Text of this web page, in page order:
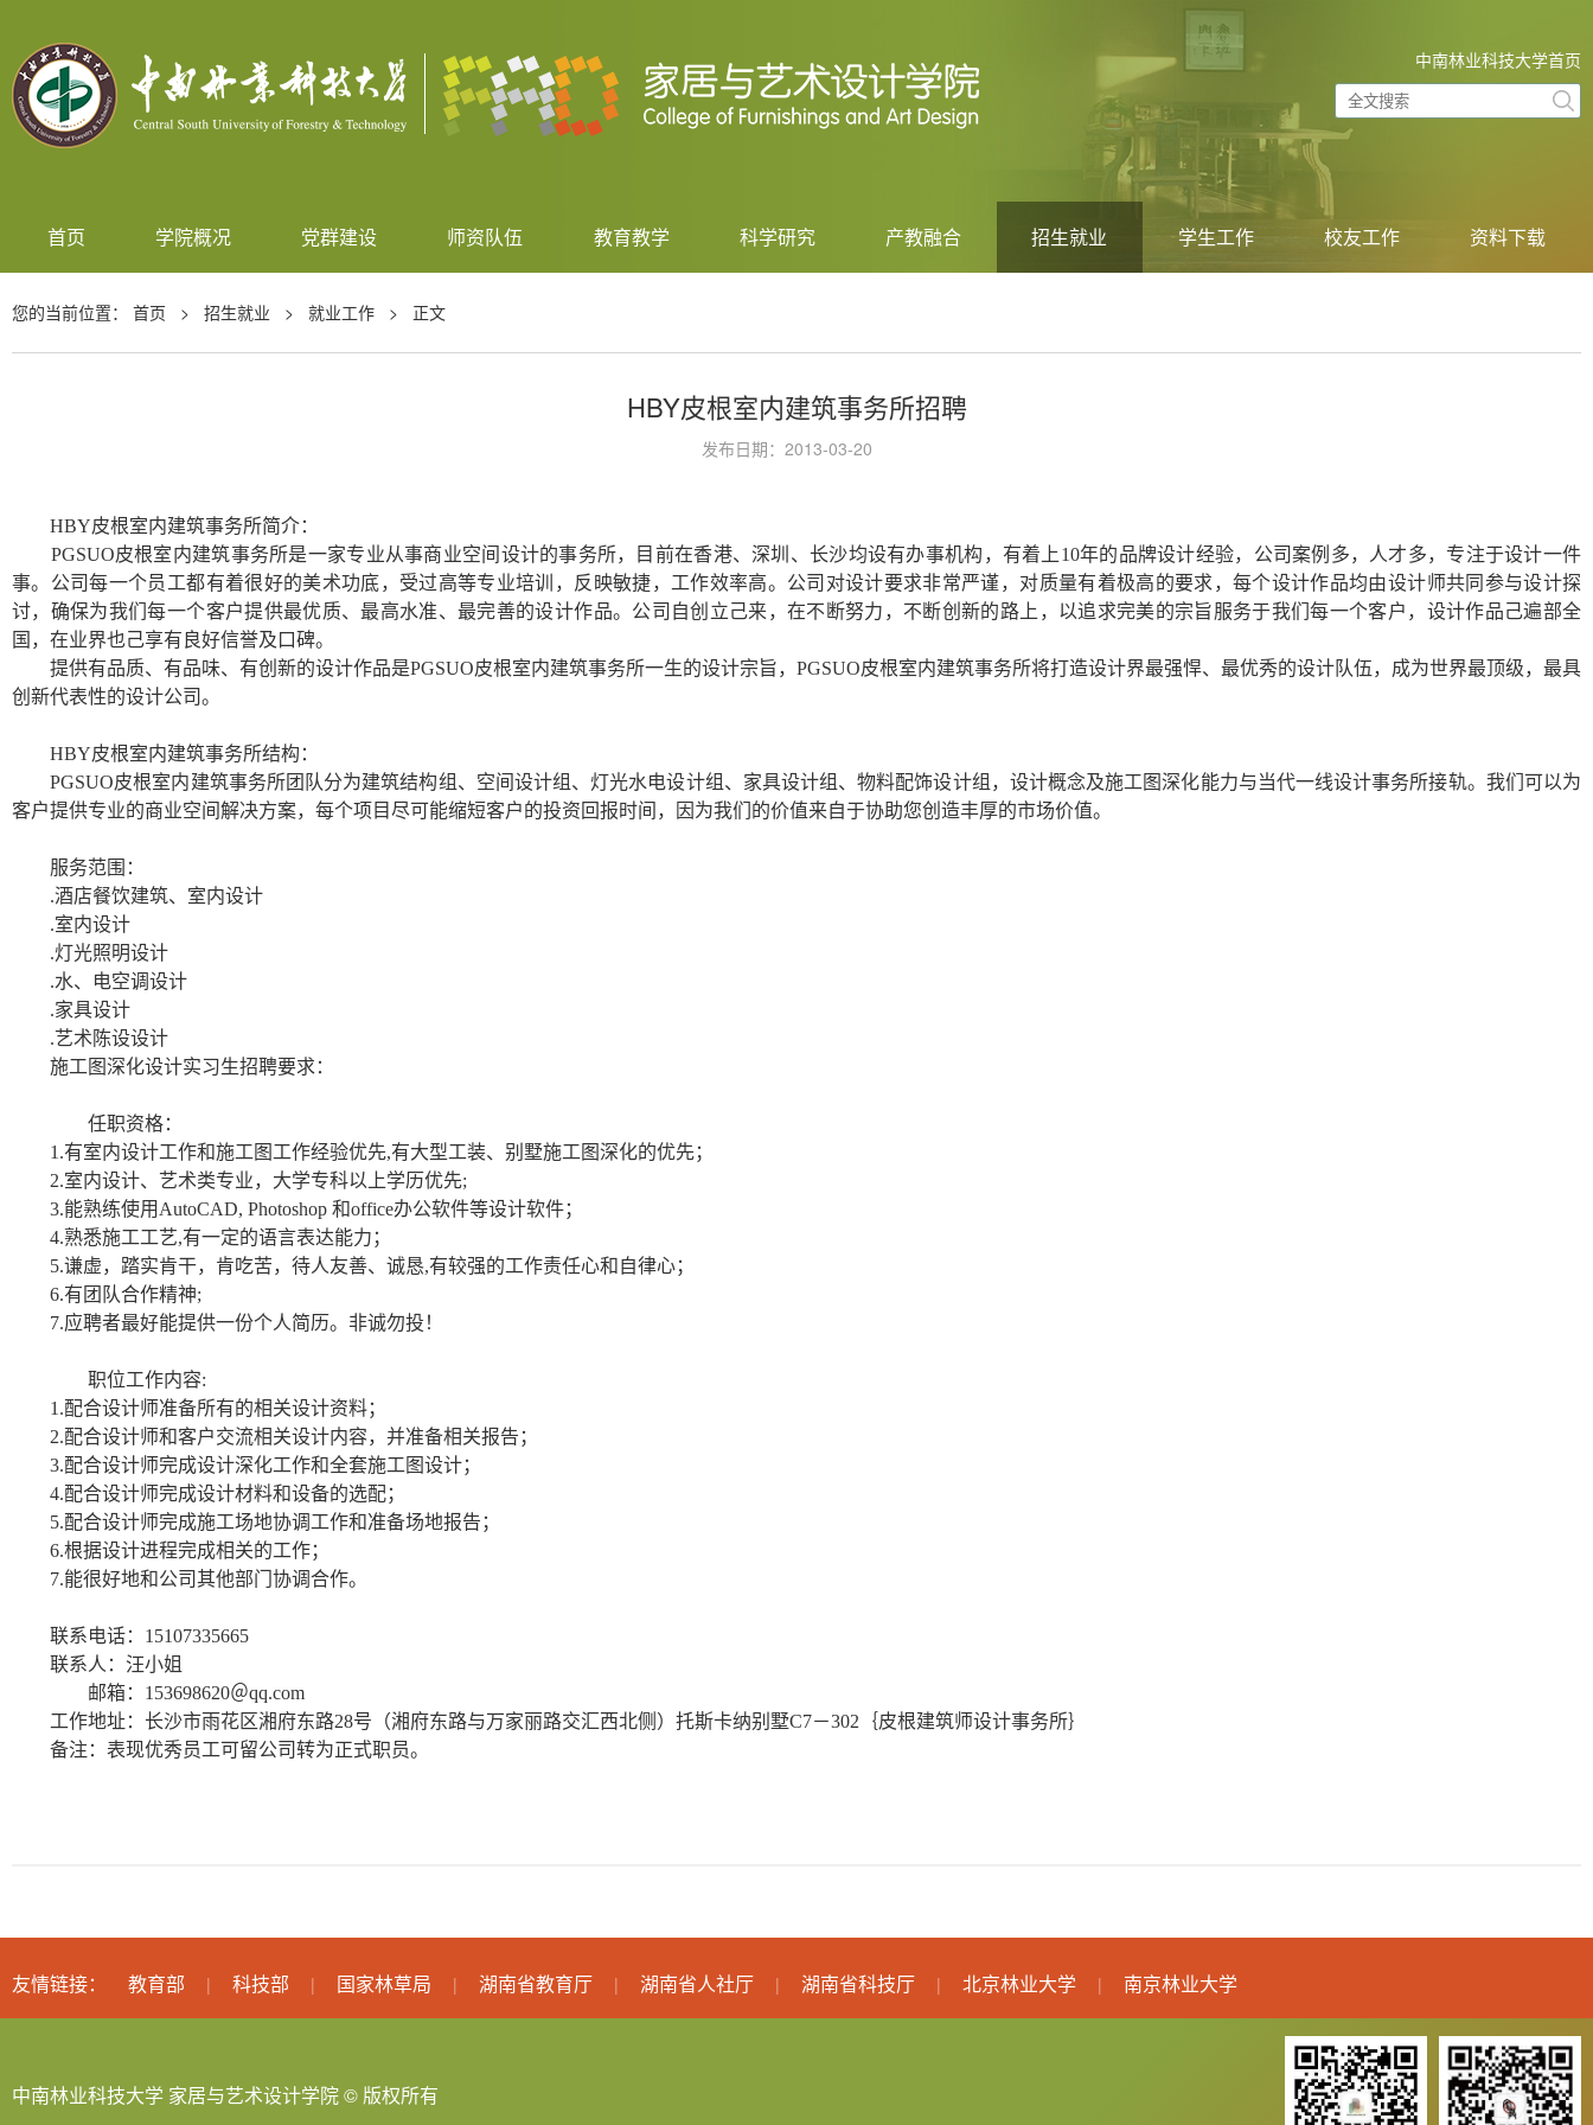
中南林业科技大学首页
首页 学院概况 党群建设 师资队伍 教育教学 科学研究 产教融合 招生就业 学生工作 校友工作 资料下载
您的当前位置： 首页 > 招生就业 > 就业工作 > 正文
HBY皮根室内建筑事务所招聘
发布日期：2013-03-20
HBY皮根室内建筑事务所简介：
PGSUO皮根室内建筑事务所是一家专业从事商业空间设计的事务所，目前在香港、深圳、长沙均设有办事机构，有着上 10年的品牌设计经验，公司案例多，人才多，专注于设计一件
事。公司每一个员工都有着很好的美术功底，受过高等专业培训，反映敏捷，工作效率高。公司对设计要求非常严谨，对质量有着极高的要求，每个设计作品均由设计师共同参与设计探
讨，确保为我们每一个客户提供最优质、最高水准、最完善的设计作品。公司自创立己来，在不断努力，不断创新的路上，以追求完美的宗旨服务于我们每一个客户，设计作品己遍部全
国，在业界也己享有良好信誉及口碑。
提供有品质、有品味、有创新的设计作品是PGSUO皮根室内建筑事务所一生的设计宗旨， PGSUO皮根室内建筑事务所将打造设计界最强悍、最优秀的设计队伍，成为世界最顶级，最具
创新代表性的设计公司。
HBY皮根室内建筑事务所结构：
PGSUO皮根室内建筑事务所团队分为建筑结构组、空间设计组、灯光水电设计组、家具设计组、物料配饰设计组，设计概念及施工图深化能力与当代一线设计事务所接轨。我们可以为
客户提供专业的商业空间解决方案，每个项目尽可能缩短客户的投资回报时间，因为我们的价值来自于协助您创造丰厚的市场价值。
服务范围：
.酒店餐饮建筑、室内设计
.室内设计
.灯光照明设计
.水、电空调设计
.家具设计
.艺术陈设设计
施工图深化设计实习生招聘要求：
任职资格：
1.有室内设计工作和施工图工作经验优先,有大型工装、别墅施工图深化的优先；
2.室内设计、艺术类专业，大学专科以上学历优先;
3.能熟练使用 AutoCAD, Photoshop 和office办公软件等设计软件；
4.熟悉施工工艺,有一定的语言表达能力；
5.谦虚，踏实肯干，肯吃苦，待人友善、诚恳,有较强的工作责任心和自律心；
6.有团队合作精神;
7.应聘者最好能提供一份个人简历。非诚勿投！
职位工作内容:
1.配合设计师准备所有的相关设计资料；
2.配合设计师和客户交流相关设计内容，并准备相关报告；
3.配合设计师完成设计深化工作和全套施工图设计；
4.配合设计师完成设计材料和设备的选配；
5.配合设计师完成施工场地协调工作和准备场地报告；
6.根据设计进程完成相关的工作；
7.能很好地和公司其他部门协调合作。
联系电话： 15107335665
联系人：汪小姐
邮箱： 153698620＠qq.com
工作地址：长沙市雨花区湘府东路28号（湘府东路与万家丽路交汇西北侧）托斯卡纳别墅C7－302 ｛皮根建筑师设计事务所｝
备注：表现优秀员工可留公司转为正式职员。
友情链接： 教育部 | 科技部 | 国家林草局 | 湖南省教育厅 | 湖南省人社厅 | 湖南省科技厅 | 北京林业大学 | 南京林业大学
中南林业科技大学 家居与艺术设计学院 © 版权所有